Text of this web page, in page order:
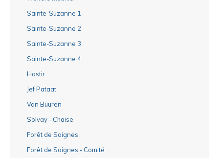
Sainte-Suzanne 1
Sainte-Suzanne 2
Sainte-Suzanne 3
Sainte-Suzanne 4
Hastir
Jef Pataat
Van Buuren
Solvay - Chaise
Forêt de Soignes
Forêt de Soignes - Comité